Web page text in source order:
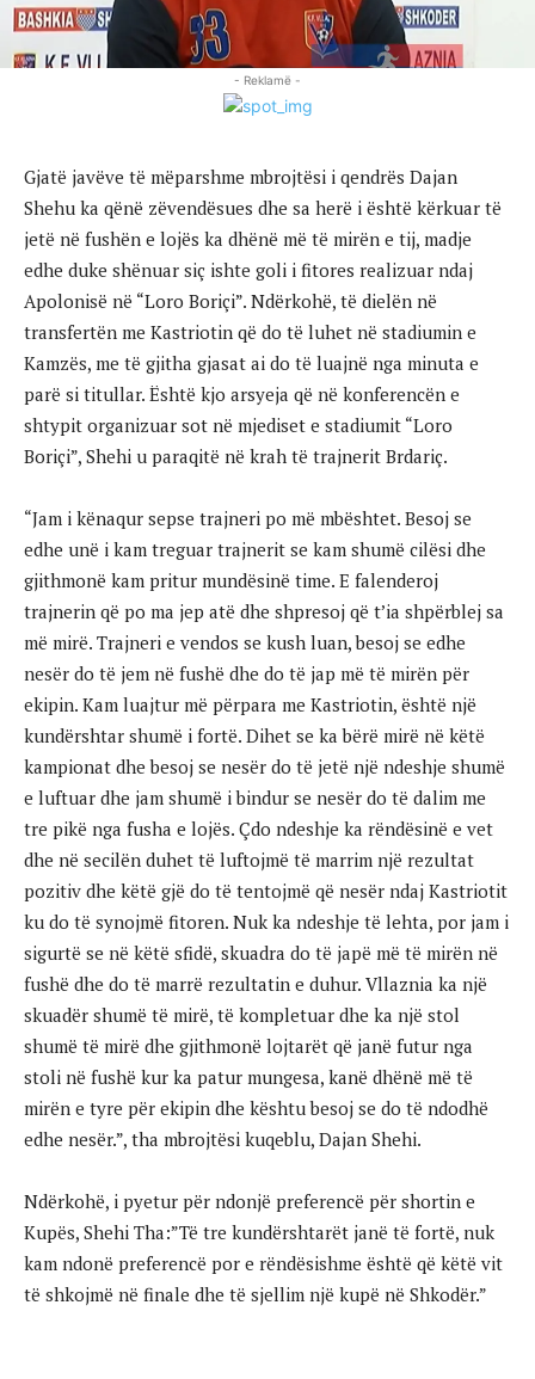
- Reklamë -
Gjatë javëve të mëparshme mbrojtësi i qendrës Dajan
Shehu ka qënë zëvendësues dhe sa herë i është kërkuar të
jetë në fushën e lojës ka dhënë më të mirën e tij, madje
edhe duke shënuar siç ishte goli i fitores realizuar ndaj
Apolonisë në “Loro Boriçi”. Ndërkohë, të dielën në
transfertën me Kastriotin që do të luhet në stadiumin e
Kamzës, me të gjitha gjasat ai do të luajnë nga minuta e
parë si titullar. Është kjo arsyeja që në konferencën e
shtypit organizuar sot në mjediset e stadiumit “Loro
Boriçi”, Shehi u paraqitë në krah të trajnerit Brdariç.
“Jam i kënaqur sepse trajneri po më mbështet. Besoj se
edhe unë i kam treguar trajnerit se kam shumë cilësi dhe
gjithmonë kam pritur mundësinë time. E falenderoj
trajnerin që po ma jep atë dhe shpresoj që t’ia shpërblej sa
më mirë. Trajneri e vendos se kush luan, besoj se edhe
nesër do të jem në fushë dhe do të jap më të mirën për
ekipin. Kam luajtur më përpara me Kastriotin, është një
kundërshtar shumë i fortë. Dihet se ka bërë mirë në këtë
kampionat dhe besoj se nesër do të jetë një ndeshje shumë
e luftuar dhe jam shumë i bindur se nesër do të dalim me
tre pikë nga fusha e lojës. Çdo ndeshje ka rëndësinë e vet
dhe në secilën duhet të luftojmë të marrim një rezultat
pozitiv dhe këtë gjë do të tentojmë që nesër ndaj Kastriotit
ku do të synojmë fitoren. Nuk ka ndeshje të lehta, por jam i
sigurtë se në këtë sfidë, skuadra do të japë më të mirën në
fushë dhe do të marrë rezultatin e duhur. Vllaznia ka një
skuadër shumë të mirë, të kompletuar dhe ka një stol
shumë të mirë dhe gjithmonë lojtarët që janë futur nga
stoli në fushë kur ka patur mungesa, kanë dhënë më të
mirën e tyre për ekipin dhe kështu besoj se do të ndodhë
edhe nesër.”, tha mbrojtësi kuqeblu, Dajan Shehi.
Ndërkohë, i pyetur për ndonjë preferencë për shortin e
Kupës, Shehi Tha:”Të tre kundërshtarët janë të fortë, nuk
kam ndonë preferencë por e rëndësishme është që këtë vit
të shkojmë në finale dhe të sjellim një kupë në Shkodër.”